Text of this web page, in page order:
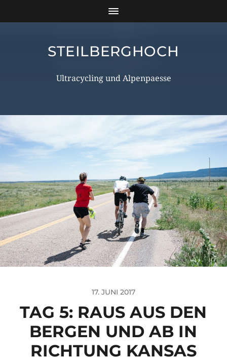
STEILBERGHOCH
Ultracycling und Alpenpaesse
17. JUNI 2017
TAG 5: RAUS AUS DEN
BERGEN UND AB IN
RICHTUNG KANSAS